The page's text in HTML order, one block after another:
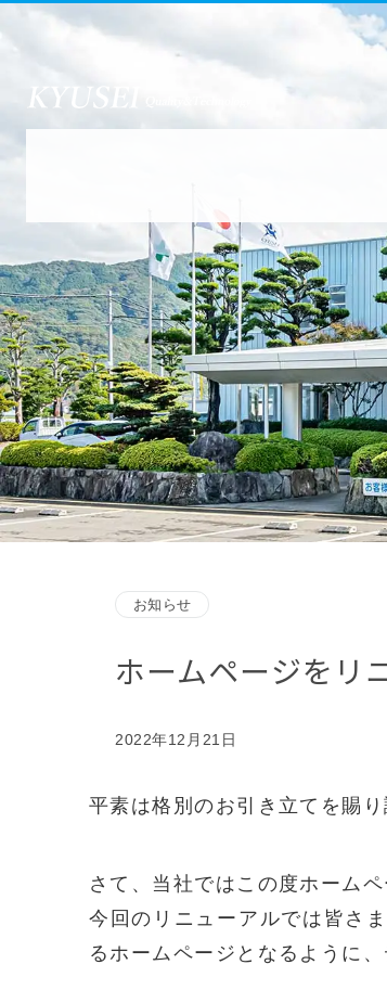
お知らせ
ホームページをリ
2022年12月21日
平素は格別のお引き立てを賜
さて、当社ではこの度ホーム
今回のリニューアルでは皆さ
るホームページとなるように